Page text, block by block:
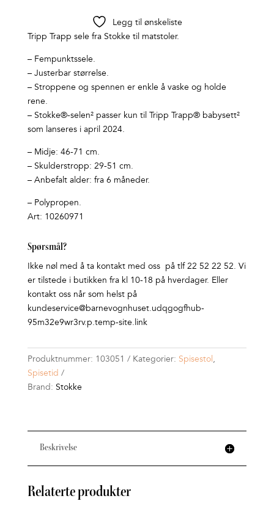
Black
Legg til ønskeliste
Tripp Trapp sele fra Stokke til matstoler.
– Fempunktssele.
– Justerbar størrelse.
– Stroppene og spennen er enkle å vaske og holde
rene.
– Stokke®-selen² passer kun til Tripp Trapp® babysett²
som lanseres i april 2024.
– Midje: 46-71 cm.
– Skulderstropp: 29-51 cm.
– Anbefalt alder: fra 6 måneder.
– Polypropen.
Art: 10260971
Spørsmål?
Ikke nøl med å ta kontakt med oss på tlf 22 52 22 52. Vi
er tilstede i butikken fra kl 10-18 på hverdager. Eller
kontakt oss når som helst på
kundeservice@barnevognhuset.udqgogfhub-
95m32e9wr3rv.p.temp-site.link
Produktnummer: 103051 Kategorier: Spisestol ,
Spisetid
Brand: Stokke
Beskrivelse
Relaterte produkter